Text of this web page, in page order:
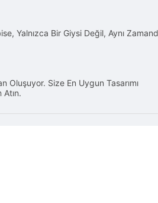
Yalnızca Bir Giysi Değil, Aynı
Oluşuyor. Size En Uygun Tasarımı